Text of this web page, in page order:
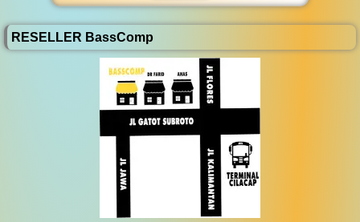
RESELLER BassComp